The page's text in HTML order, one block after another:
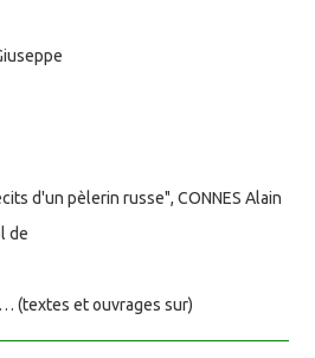
d'un pèlerin russe", CONNES Alain
de
(textes et ouvrages sur)